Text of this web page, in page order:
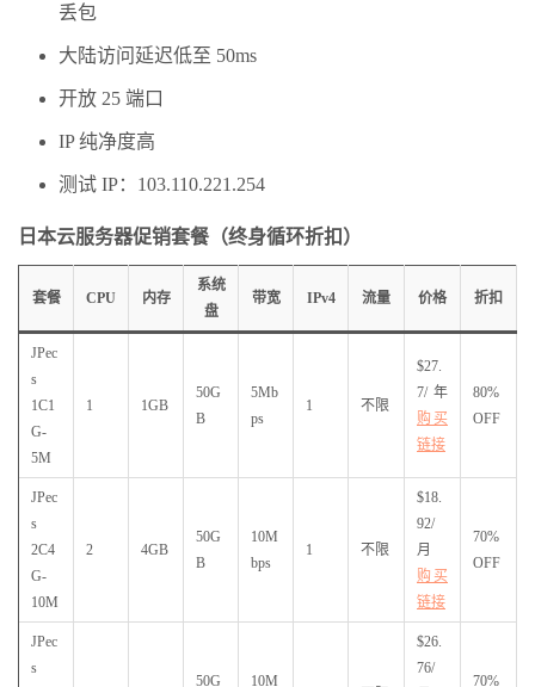
丢包
大陆访问延迟低至 50ms
开放 25 端口
IP 纯净度高
测试 IP：103.110.221.254
日本云服务器促销套餐（终身循环折扣）
套餐 CPU 内存
系统
盘
带宽 IPv4 流量 价格 折扣
JPec
s
1C1
G-
5M
1 1GB
50G
B
5Mb
ps
1 不限
$27.
7/年
购买
链接
80%
OFF
JPec
s
2C4
G-
10M
2 4GB
50G
B
10M
bps
1 不限
$18.
92/
月
购买
链接
70%
OFF
JPec
s
50G
10M
$26.
76/
70%